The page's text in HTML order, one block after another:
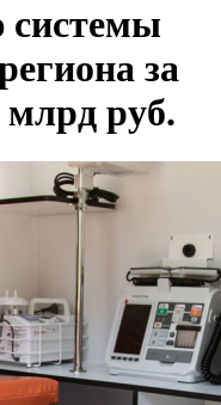
системы
за
млрд руб.